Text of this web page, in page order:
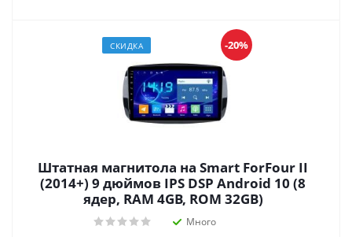
СКИДКА -20%
Штатная магнитола на Smart ForFour II
(2014+) 9 дюймов IPS DSP Android 10 (8
ядер, RAM 4GB, ROM 32GB)
Много